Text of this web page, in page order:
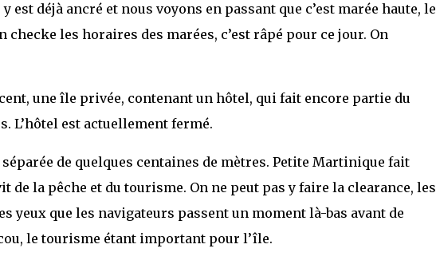
est déjà ancré et nous voyons en passant que c’est marée haute, le
checke les horaires des marées, c’est râpé pour ce jour. On
une île privée, contenant un hôtel, qui fait encore partie du
L’hôtel est actuellement fermé.
de quelques centaines de mètres. Petite Martinique fait
de la pêche et du tourisme. On ne peut pas y faire la clearance, les
yeux que les navigateurs passent un moment là-bas avant de
le tourisme étant important pour l’île.